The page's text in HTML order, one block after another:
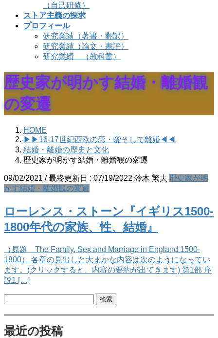
（自己研修）
ストア主義の探求
プロフィール
研究業績（著書・翻訳）
研究業績（論文・書評）
研究業績 （教科書）
歴史家が明かす結婚・離婚観
の変遷
HOME
▶▶16-17世紀西欧の恋・愛そして離婚◀◀
結婚・離婚の歴史と文化
歴史家が明かす結婚・離婚観の変遷
09/02/2021 / 最終更新日 : 07/19/2022 鈴木 繁夫 歴史家が明
かす結婚・離婚観の変遷
ローレンス・ストーン『イギリス1500-
1800年代の家族、性、結婚』
（原題 The Family, Sex and Marriage in England 1500-
1800） 各章の見出しと大まかな内容は次のようになってい
ます。(クリックすると、内容の要約が出てきます) 第1部 序
説1 […]
最近の投稿